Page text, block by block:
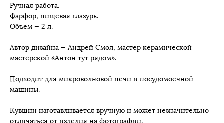
Ручная работа.
Фарфор, пищевая глазурь.
Объем — 2 л.
Автор дизайна — Андрей Смол, мастер керамической
мастерской «Антон тут рядом».
Подходит для микроволновой печи и посудомоечной
машины.
Кувшин изготавливается вручную и может незначительно
отличаться от изделия на фотографии.